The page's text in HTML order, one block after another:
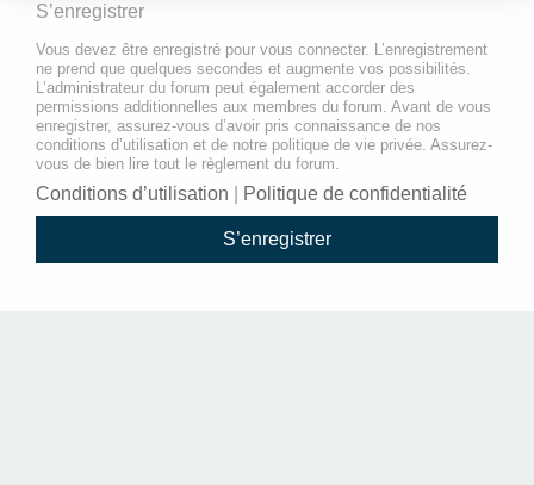
S’enregistrer
Vous devez être enregistré pour vous connecter. L’enregistrement
ne prend que quelques secondes et augmente vos possibilités.
L’administrateur du forum peut également accorder des
permissions additionnelles aux membres du forum. Avant de vous
enregistrer, assurez-vous d’avoir pris connaissance de nos
conditions d’utilisation et de notre politique de vie privée. Assurez-
vous de bien lire tout le règlement du forum.
Conditions d’utilisation Politique de confidentialité
S’enregistrer